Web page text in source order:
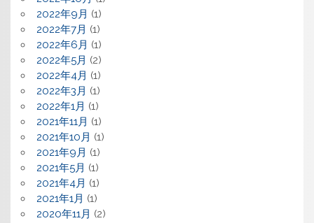
2022年9月 (1)
2022年7月 (1)
2022年6月 (1)
2022年5月 (2)
2022年4月 (1)
2022年3月 (1)
2022年1月 (1)
2021年11月 (1)
2021年10月 (1)
2021年9月 (1)
2021年5月 (1)
2021年4月 (1)
2021年1月 (1)
2020年11月 (2)